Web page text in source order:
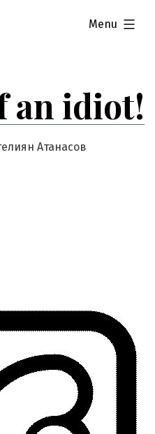
an idiot!
Атанасов
Menu
expanded